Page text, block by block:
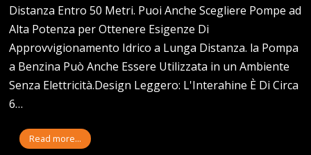
Distanza Entro 50 Metri. Puoi Anche Scegliere Pompe ad
Alta Potenza per Ottenere Esigenze Di
Approvvigionamento Idrico a Lunga Distanza. la Pompa
a Benzina Può Anche Essere Utilizzata in un Ambiente
Senza Elettricità.Design Leggero: L'Interahine È Di Circa
6…
Read more...